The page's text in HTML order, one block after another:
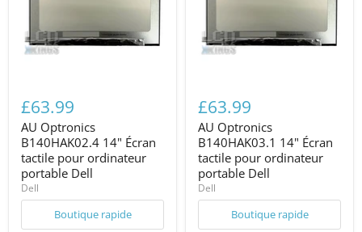
£63.99
AU Optronics
B140HAK02.4 14" Écran
tactile pour ordinateur
portable Dell
Dell
Boutique rapide
£63.99
AU Optronics
B140HAK03.1 14" Écran
tactile pour ordinateur
portable Dell
Dell
Boutique rapide